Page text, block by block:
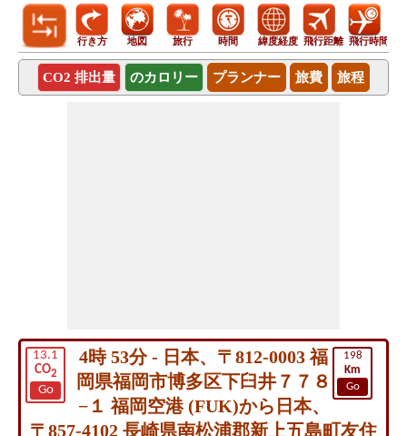
行き方 地図 旅行 時間 緯度経度 飛行距離 飛行時間
CO2 排出量 のカロリー プランナー 旅費 旅程
13.1
CO2
Go
198
Km
Go
4時 53分 - 日本、〒812-0003 福
岡県福岡市博多区下臼井７７８
−１ 福岡空港 (FUK)から日本、
〒857-4102 長崎県南松浦郡新上五島町友住